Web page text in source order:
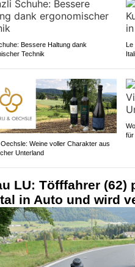
Bessere Haltung dank
Technik
Weine voller Charakter aus
Unterland
für
LU: Töfffahrer (62)
in Auto und wird